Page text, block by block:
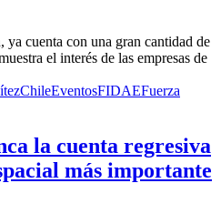
ya cuenta con una gran cantidad de
el interés de las empresas de
ChileEventosFIDAEFuerza
la cuenta regresiva
más importante